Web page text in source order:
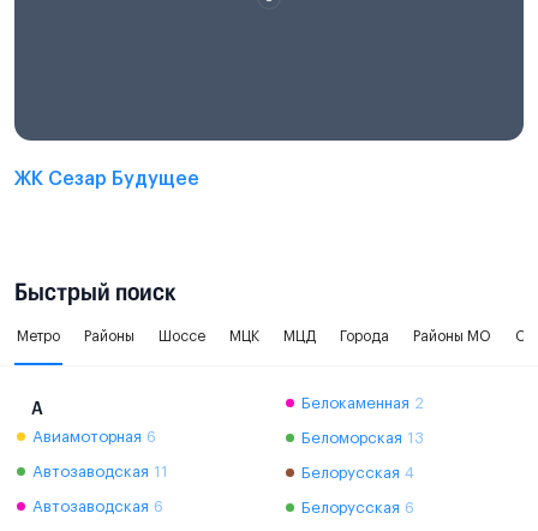
ЖК Сезар Будущее
Быстрый поиск
Метро Районы Шоссе МЦК МЦД Города Районы МО
А
Авиамоторная 6
Автозаводская 11
Автозаводская 6
Белокаменная 2
Беломорская 13
Белорусская 4
Белорусская 6